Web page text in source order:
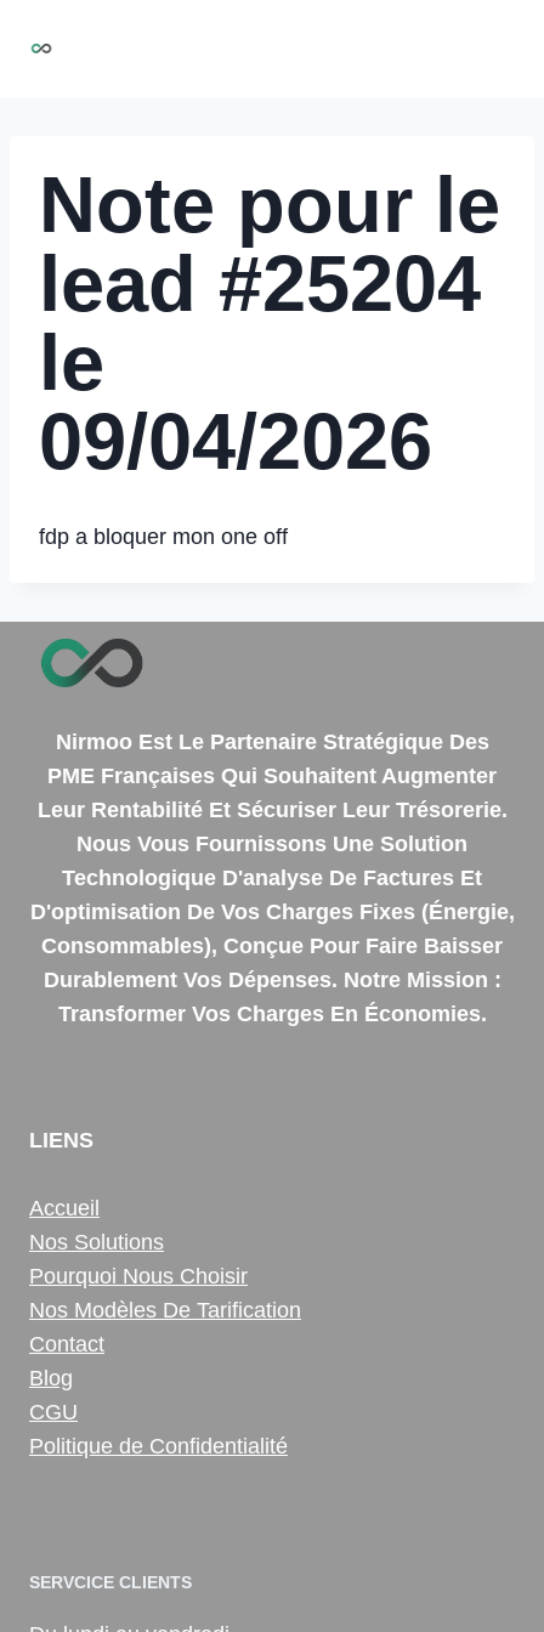
Note pour le
lead #25204
le
09/04/2026
fdp a bloquer mon one off
Nirmoo Est Le Partenaire Stratégique Des
PME Françaises Qui Souhaitent Augmenter
Leur Rentabilité Et Sécuriser Leur Trésorerie.
Nous Vous Fournissons Une Solution
Technologique D'analyse De Factures Et
D'optimisation De Vos Charges Fixes (énergie,
Consommables), Conçue Pour Faire Baisser
Durablement Vos Dépenses. Notre Mission :
Transformer Vos Charges En Économies.
LIENS
Accueil
Nos Solutions
Pourquoi Nous Choisir
Nos Modèles De Tarification
Contact
Blog
CGU
Politique de Confidentialité
SERVCICE CLIENTS